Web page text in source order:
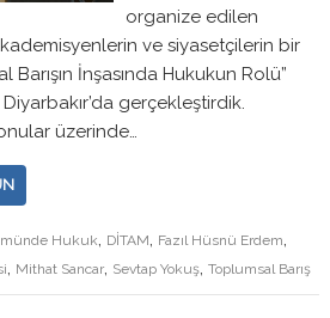
organize edilen
ve siyasetçilerin bir
İnşasında Hukukun Rolü”
Diyarbakır’da gerçekleştirdik.
üzerinde…
Hukuk, DİTAM, Fazıl Hüsnü Erdem,
, Mithat Sancar, Sevtap Yokuş,Toplumsal Barış